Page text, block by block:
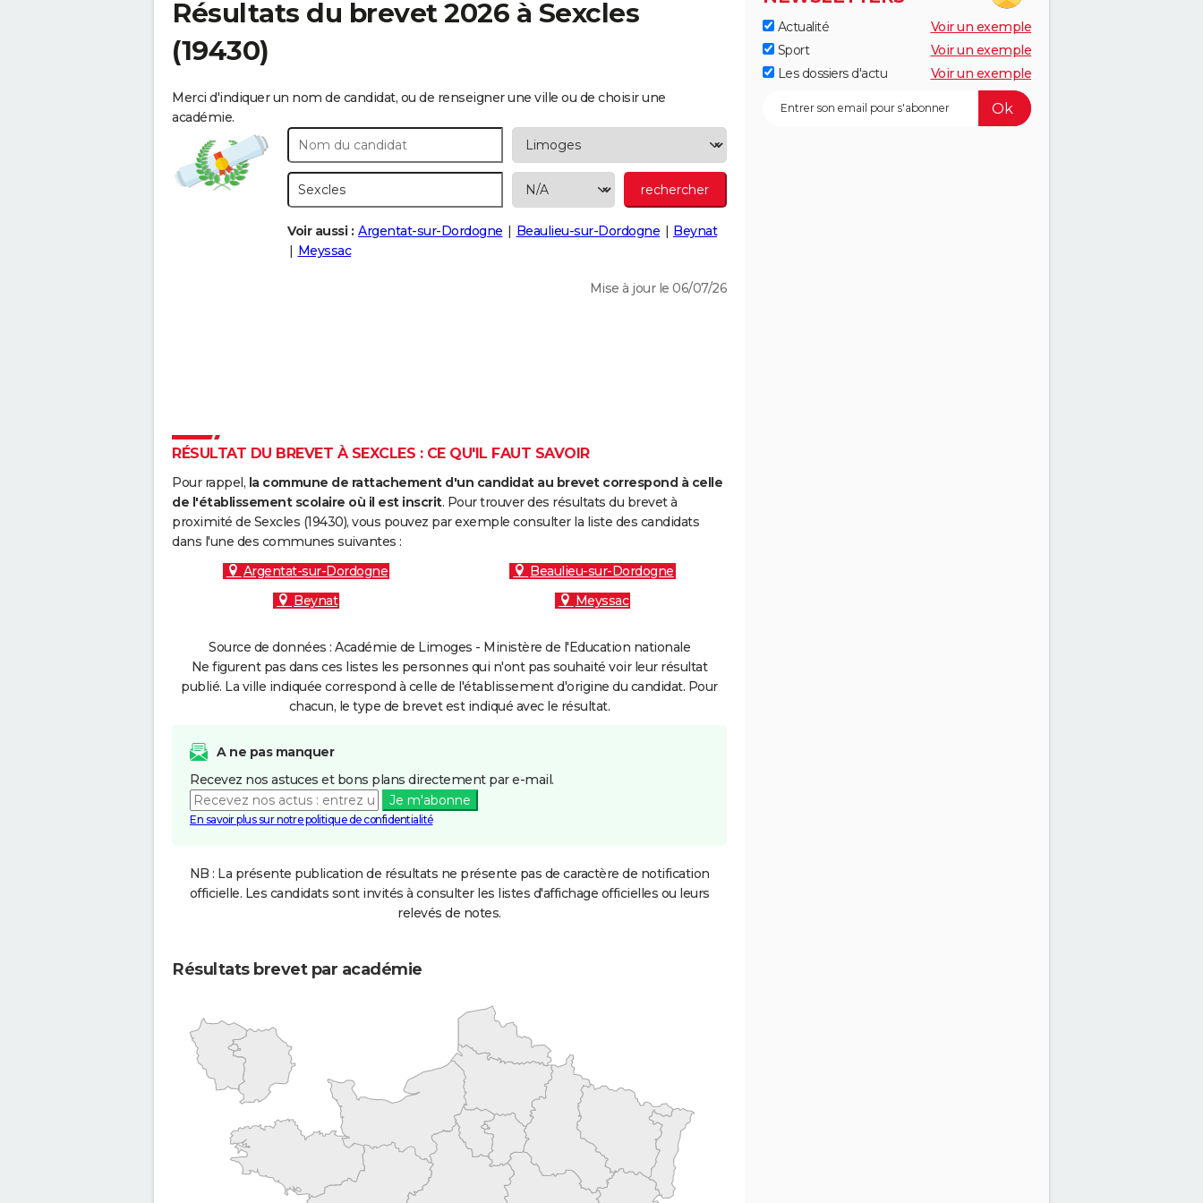
Résultats du brevet 2026 à Sexcles
(19430)
Merci d'indiquer un nom de candidat, ou de renseigner une ville ou de choisir une
académie.
Voir aussi : Argentat-sur-Dordogne Beaulieu-sur-Dordogne
Beynat
Meyssac
Mise à jour le 06/07/26
RÉSULTAT DU BREVET À SEXCLES : CE QU'IL FAUT SAVOIR
Pour rappel, la commune de rattachement d'un candidat au brevet correspond à celle
de l'établissement scolaire où il est inscrit. Pour trouver des résultats du brevet à
proximité de Sexcles (19430), vous pouvez par exemple consulter la liste des candidats
dans l'une des communes suivantes :
Argentat-sur-Dordogne
Beaulieu-sur-Dordogne
Beynat
Meyssac
Source de données : Académie de Limoges - Ministère de l'Education nationale
Ne figurent pas dans ces listes les personnes qui n'ont pas souhaité voir leur résultat
publié. La ville indiquée correspond à celle de l'établissement d'origine du candidat. Pour
chacun, le type de brevet est indiqué avec le résultat.
A ne pas manquer
Recevez nos astuces et bons plans directement par e-mail.
Je m'abonne
En savoir plus sur notre politique de confidentialité
NB : La présente publication de résultats ne présente pas de caractère de notification
officielle. Les candidats sont invités à consulter les listes d'affichage officielles ou leurs
relevés de notes.
Résultats brevet par académie
Actualité
Voir un exemple
Sport
Voir un exemple
Les dossiers d'actu
Voir un exemple